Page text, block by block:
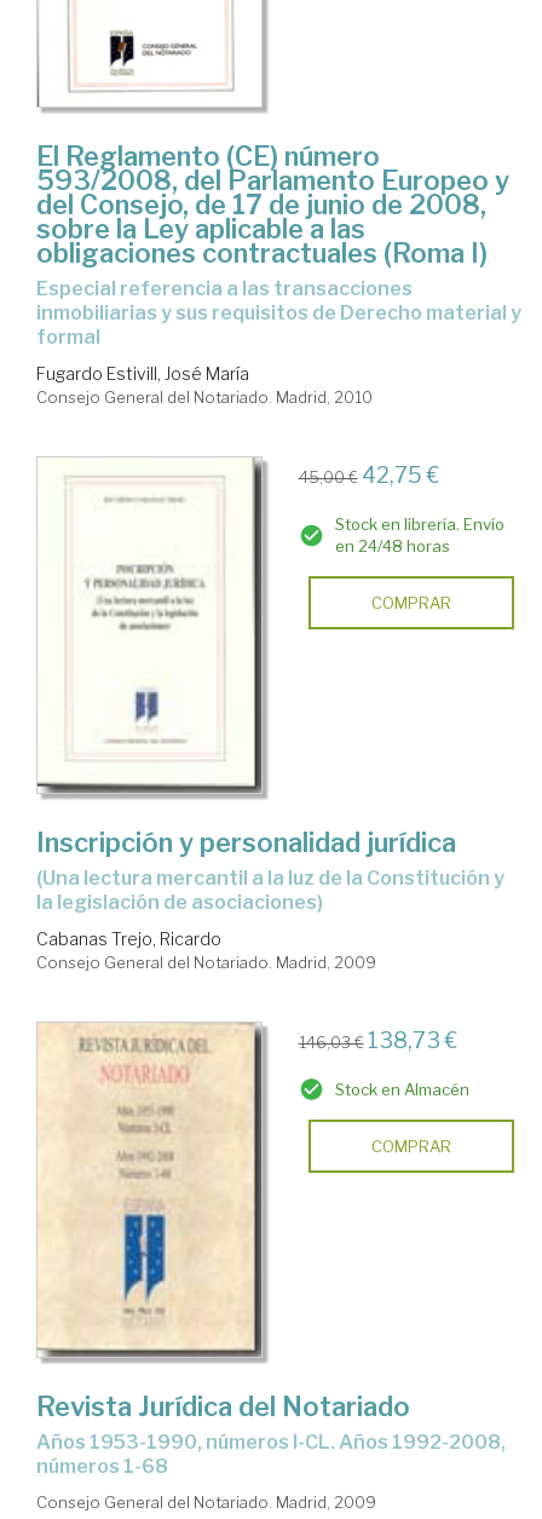
El Reglamento (CE) número
593/2008, del Parlamento Europeo y
del Consejo, de 17 de junio de 2008,
sobre la Ley aplicable a las
obligaciones contractuales (Roma I)
especial referencia a las transacciones
inmobiliarias y sus requisitos de Derecho material y
formal
Fugardo Estivill, José María
Consejo General del Notariado. Madrid, 2010
45,00 € 42,75 €
Stock en librería. Envío
en 24/48 horas
COMPRAR
Inscripción y personalidad jurídica
(una lectura mercantil a la luz de la Constitución y
la legislación de asociaciones)
Cabanas Trejo, Ricardo
Consejo General del Notariado. Madrid, 2009
146,03 € 138,73 €
Stock en Almacén
COMPRAR
Revista Jurídica del Notariado
años 1953-1990, números I-CL. Años 1992-2008,
números 1-68
Consejo General del Notariado. Madrid, 2009